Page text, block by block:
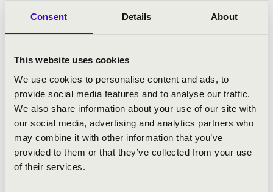
Consent Details About
This website uses cookies
We use cookies to personalise content and ads, to
provide social media features and to analyse our traffic.
We also share information about your use of our site with
our social media, advertising and analytics partners who
may combine it with other information that you’ve
provided to them or that they’ve collected from your use
of their services.
Berkes Kálmán
Berkes Kálmán a budapesti Liszt Ferenc Zeneművészeti
Főiskolán szerzett klarinétművész diplomát. Tanárai
Kovács Béla, Kurtág György, Mihály András, Simon
Albert, Sándor Frigyes. Vezénylést Ferencsik Jánostól és
Giuseppe Patanétól tanult. 1972-ben megnyerte a genfi